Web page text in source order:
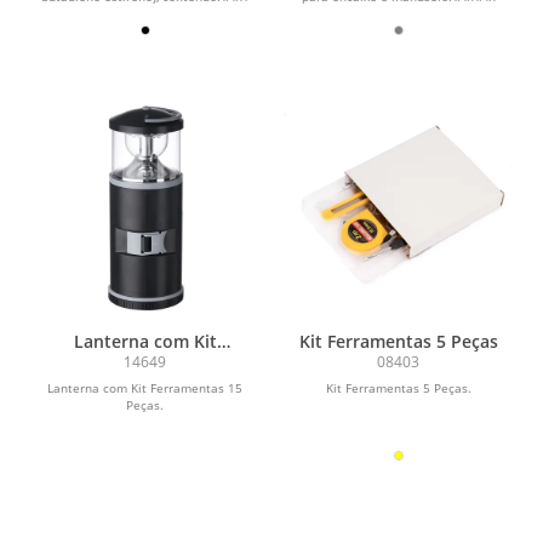
Lanterna com Kit
Ferramentas 15 Peças
14649
Lanterna com Kit Ferramentas 15
Peças.
Kit Ferramentas 5 Peças
08403
Kit Ferramentas 5 Peças.